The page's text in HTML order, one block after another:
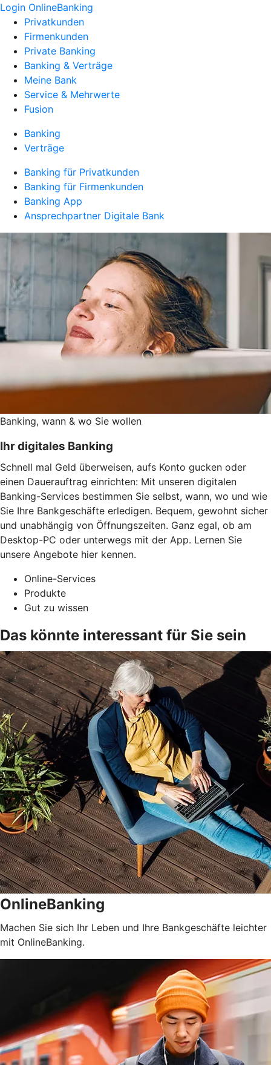
Login OnlineBanking
Privatkunden
Firmenkunden
Private Banking
Banking & Verträge
Meine Bank
Service & Mehrwerte
Fusion
Banking
Verträge
Banking für Privatkunden
Banking für Firmenkunden
Banking App
Ansprechpartner Digitale Bank
Banking, wann & wo Sie wollen
Ihr digitales Banking
Schnell mal Geld überweisen, aufs Konto gucken oder
einen Dauerauftrag einrichten: Mit unseren digitalen
Banking-Services bestimmen Sie selbst, wann, wo und wie
Sie Ihre Bankgeschäfte erledigen. Bequem, gewohnt sicher
und unabhängig von Öffnungszeiten. Ganz egal, ob am
Desktop-PC oder unterwegs mit der App. Lernen Sie
unsere Angebote hier kennen.
Online-Services
Produkte
Gut zu wissen
Das könnte interessant für Sie sein
OnlineBanking
Machen Sie sich Ihr Leben und Ihre Bankgeschäfte leichter
mit OnlineBanking.